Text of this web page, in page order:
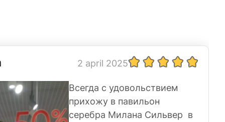
2 april 2025
Всегда с удовольствием
прихожу в павильон
серебра Милана Сильвер в